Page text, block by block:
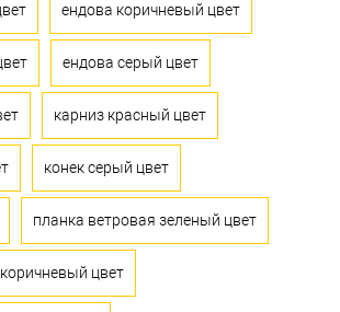
ендова коричневый цвет
ендова серый цвет
карниз красный цвет
конек серый цвет
планка ветровая зеленый цвет
цвет